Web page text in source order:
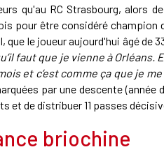
qu'au RC Strasbourg, alors
pour être considéré champion
que le joueur aujourd'hui âgé de
faut que je vienne à
et c’est comme ça que je
par une descente
et de distribuer 11 passes
briochine